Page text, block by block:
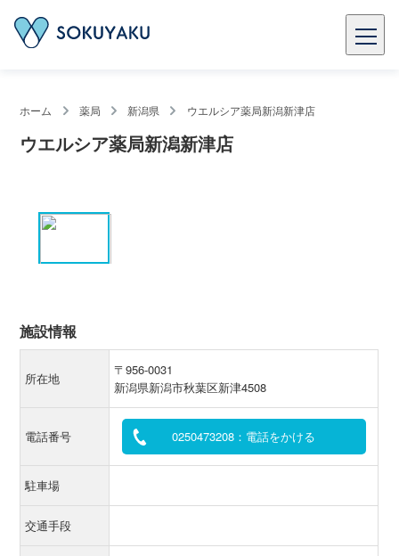
ホーム 薬局 新潟県 ウエルシア薬局新潟新津店
ウエルシア薬局新潟新津店
施設情報
所在地
〒956-0031
新潟県新潟市秋葉区新津4508
電話番号 0250473208：電話をかける
駐車場
交通手段